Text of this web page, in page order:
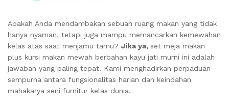
Apakah Anda mendambakan sebuah ruang makan yang tidak
hanya nyaman, tetapi juga mampu memancarkan kemewahan
kelas atas saat menjamu tamu? Jika ya, set meja makan
plus kursi makan mewah berbahan kayu jati murni ini adalah
jawaban yang paling tepat. Kami menghadirkan perpaduan
sempurna antara fungsionalitas harian dan keindahan
mahakarya seni furnitur kelas dunia.